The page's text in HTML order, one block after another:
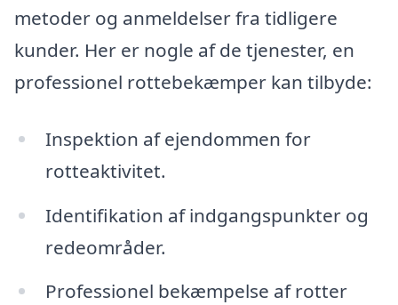
metoder og anmeldelser fra tidligere
kunder. Her er nogle af de tjenester, en
professionel rottebekæmper kan tilbyde:
Inspektion af ejendommen for
rotteaktivitet.
Identifikation af indgangspunkter og
redeområder.
Professionel bekæmpelse af rotter